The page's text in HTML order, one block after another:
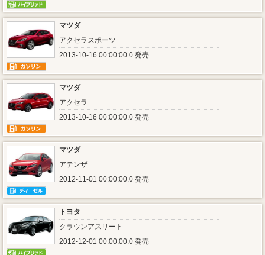
マツダ
アクセラスポーツ
2013-10-16 00:00:00.0 発売
マツダ
アクセラ
2013-10-16 00:00:00.0 発売
マツダ
アテンザ
2012-11-01 00:00:00.0 発売
トヨタ
クラウンアスリート
2012-12-01 00:00:00.0 発売